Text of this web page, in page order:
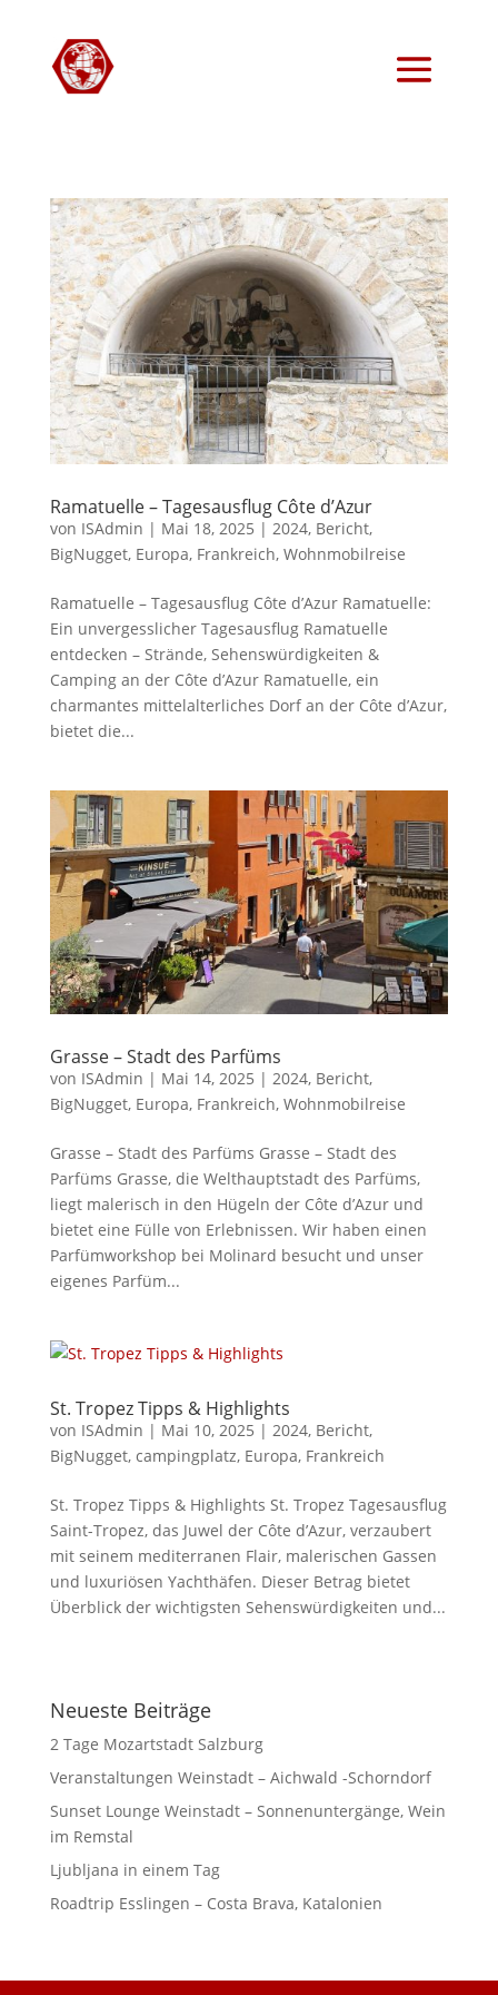
Ramatuelle – Tagesausflug Côte d’Azur
von ISAdmin | Mai 18, 2025 | 2024, Bericht,
BigNugget, Europa, Frankreich, Wohnmobilreise
Ramatuelle – Tagesausflug Côte d’Azur Ramatuelle:
Ein unvergesslicher Tagesausflug Ramatuelle
entdecken – Strände, Sehenswürdigkeiten &
Camping an der Côte d’Azur Ramatuelle, ein
charmantes mittelalterliches Dorf an der Côte d’Azur,
bietet die...
Grasse – Stadt des Parfüms
von ISAdmin | Mai 14, 2025 | 2024, Bericht,
BigNugget, Europa, Frankreich, Wohnmobilreise
Grasse – Stadt des Parfüms Grasse – Stadt des
Parfüms Grasse, die Welthauptstadt des Parfüms,
liegt malerisch in den Hügeln der Côte d’Azur und
bietet eine Fülle von Erlebnissen. Wir haben einen
Parfümworkshop bei Molinard besucht und unser
eigenes Parfüm...
St. Tropez Tipps & Highlights
von ISAdmin | Mai 10, 2025 | 2024, Bericht,
BigNugget, campingplatz, Europa, Frankreich
St. Tropez Tipps & Highlights St. Tropez Tagesausflug
Saint-Tropez, das Juwel der Côte d’Azur, verzaubert
mit seinem mediterranen Flair, malerischen Gassen
und luxuriösen Yachthäfen. Dieser Betrag bietet
Überblick der wichtigsten Sehenswürdigkeiten und...
Neueste Beiträge
2 Tage Mozartstadt Salzburg
Veranstaltungen Weinstadt – Aichwald -Schorndorf
Sunset Lounge Weinstadt – Sonnenuntergänge, Wein
im Remstal
Ljubljana in einem Tag
Roadtrip Esslingen – Costa Brava, Katalonien